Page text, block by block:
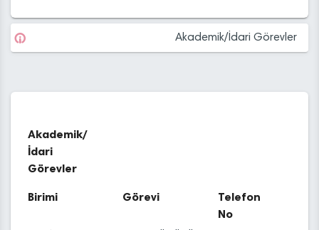
Akademik/İdari Görevler
Akademik/
İdari
Görevler
Birimi Görevi
Telefon
No